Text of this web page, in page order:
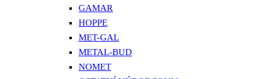
GAMAR
HOPPE
MET-GAL
METAL-BUD
NOMET